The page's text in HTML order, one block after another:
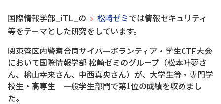
国際情報学部_iTL_の 松崎ゼミでは情報セキュリティ
等をテーマとした研究をしています。
関東管区内警察合同サイバーボランティア・学生CTF大会
において国際情報学部 松崎ゼミのグループ（松本叶夢さ
ん、檜山幸来さん、中西真央さん）が、大学生等・専門学
校生・高専生 一般学生部門で第1位の成績を収めまし
た。